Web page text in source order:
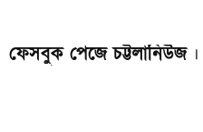
ফেসবুক পেজে চট্টলানিউজ ।